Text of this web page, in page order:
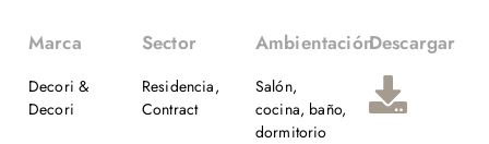
Marca
Decori &
Decori
Sector
Residencia,
Contract
Ambientación
Salón,
cocina, baño,
dormitorio
Descargar